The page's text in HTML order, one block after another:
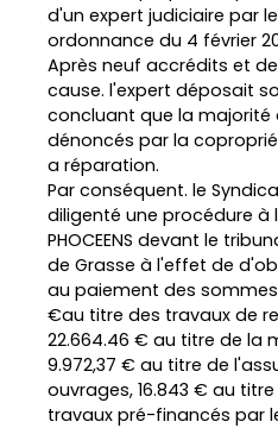
d'un expert judiciaire par
ordonnance du 4 février
Après neuf accrédits et
cause. l'expert déposait
concluant que la majorité
dénoncés par la
a réparation.
Par conséquent. le
diligenté une procédure à
PHOCEENS devant le
de Grasse à l'effet de
au paiement des
€au titre des travaux de
22.664.46 € au titre de la
9.972,37 € au titre de
ouvrages, 16.843 € au
travaux pré-financés par